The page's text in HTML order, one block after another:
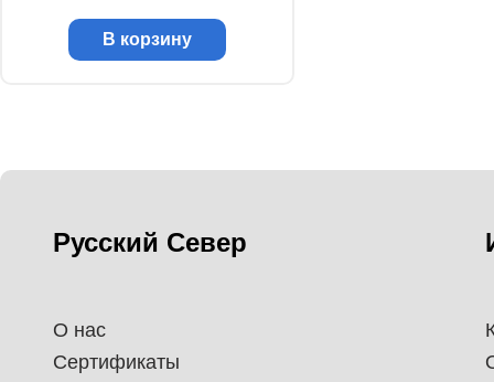
В корзину
Русский Север
О нас
Сертификаты